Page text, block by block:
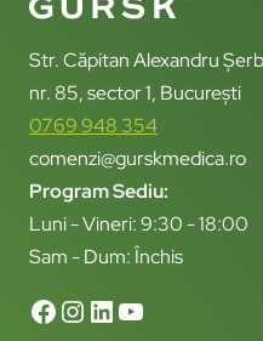
Str. Căpitan Alexandru
nr. 85, sector 1, București
0769 948 354
comenzi@gurskmedica.ro
Program Sediu:
Luni - Vineri: 9:30 - 18:00
Sam - Dum: Închis